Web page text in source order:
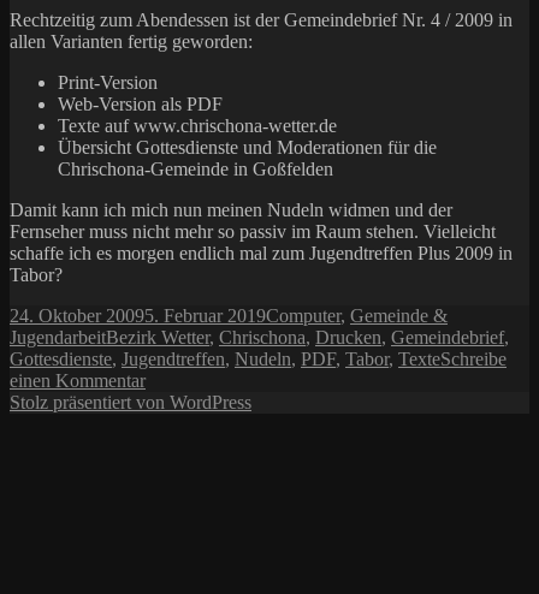
Rechtzeitig zum Abendessen ist der Gemeindebrief Nr. 4 / 2009 in
allen Varianten fertig geworden:
Print-Version
Web-Version als PDF
Texte auf www.chrischona-wetter.de
Übersicht Gottesdienste und Moderationen für die
Chrischona-Gemeinde in Goßfelden
Damit kann ich mich nun meinen Nudeln widmen und der
Fernseher muss nicht mehr so passiv im Raum stehen. Vielleicht
schaffe ich es morgen endlich mal zum Jugendtreffen Plus 2009 in
Tabor?
Veröffentlicht
am
24. Oktober 20095. Februar 2019Kategorien
Computer, Gemeinde &
JugendarbeitSchlagwörter
Bezirk Wetter, Chrischona, Drucken, Gemeindebrief,
Gottesdienste, Jugendtreffen, Nudeln, PDF, Tabor, TexteSchreibe
einen Kommentarzu
Letzter
Stolz präsentiert von WordPress